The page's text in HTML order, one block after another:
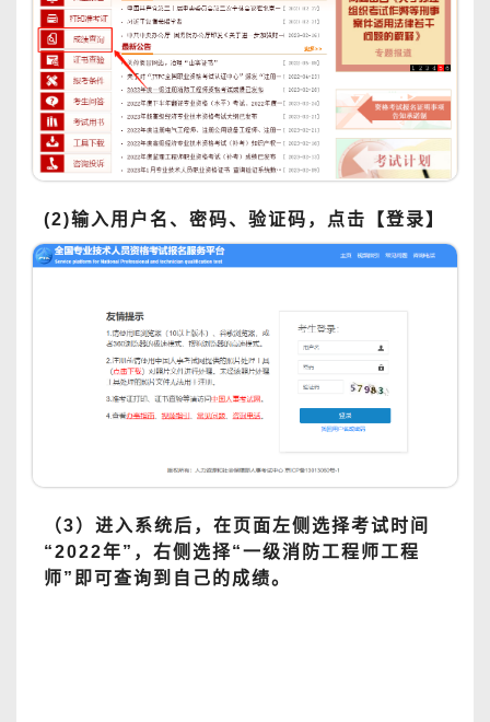
(2)输入用户名、密码、验证码，点击【登录】
（3）进入系统后，在页面左侧选择考试时间
“2022年”，右侧选择“一级消防工程师工程
师”即可查询到自己的成绩。